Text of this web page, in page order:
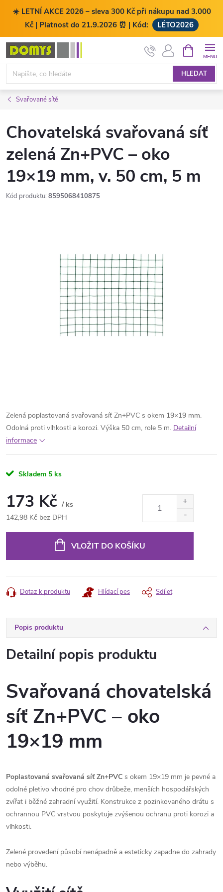
☀️ LETNÍ AKCE 2026 – sleva 300 Kč při nákupu nad 3.000
Kč | Platnost do 21.9.2026 ⏰ | Kód:
LÉTO2026
Přejít
obsah
HLEDAT
NÁKUPNÍ
KOŠÍK
Svařované sítě
Chovatelská svařovaná síť
zelená Zn+PVC – oko
19×19 mm, v. 50 cm, 5 m
Kód produktu: 8595068410875
Zelená poplastovaná svařovaná síť Zn+PVC s okem 19×19 mm.
Odolná proti vlhkosti a korozi. Výška 50 cm, role 5 m. Detailní
informace
Skladem 5 ks
173 Kč / ks
142,98 Kč bez DPH
VLOŽIT DO KOŠÍKU
Dotaz k produktu Hlídací pes Sdílet
Popis produktu
Detailní popis produktu
Svařovaná chovatelská
síť Zn+PVC – oko
19×19 mm
Poplastovaná svařovaná síť Zn+PVC s okem 19×19 mm je pevné a
odolné pletivo vhodné pro chov drůbeže, menších hospodářských
zvířat i běžné zahradní využití. Konstrukce z pozinkovaného drátu s
ochrannou PVC vrstvou poskytuje zvýšenou ochranu proti korozi a
vlhkosti.
Zelené provedení působí nenápadně a esteticky zapadne do zahrady
nebo výběhu.